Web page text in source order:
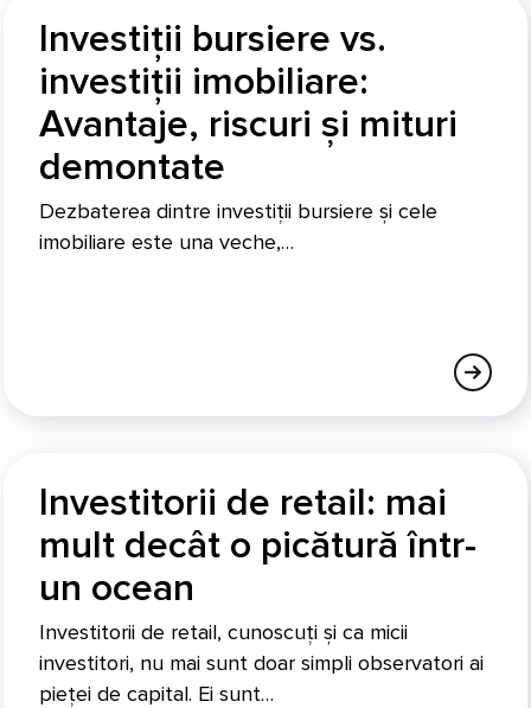
Investiții bursiere vs.
investiții imobiliare:
Avantaje, riscuri și mituri
demontate
Dezbaterea dintre investiții bursiere și cele
imobiliare este una veche,…
Investitorii de retail: mai
mult decât o picătură într-
un ocean
Investitorii de retail, cunoscuți și ca micii
investitori, nu mai sunt doar simpli observatori ai
pieței de capital. Ei sunt…